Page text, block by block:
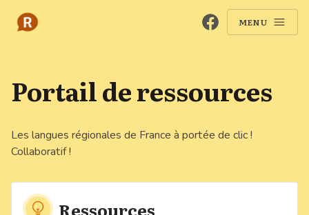
FacebookMENU
Portail de ressources
Les langues régionales de France à portée de clic !
Collaboratif !
Ressources